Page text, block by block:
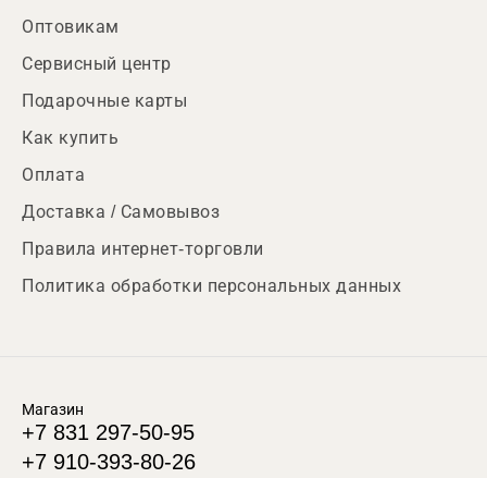
Оптовикам
Сервисный центр
Подарочные карты
Как купить
Оплата
Доставка / Самовывоз
Правила интернет-торговли
Политика обработки персональных данных
Магазин
+7 831 297-50-95
+7 910-393-80-26